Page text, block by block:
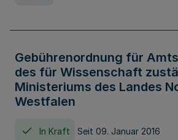
Gebührenordnung für
des für Wissenschaft
Ministeriums des Landes
Westfalen
In Kraft Seit 09. Januar 2016